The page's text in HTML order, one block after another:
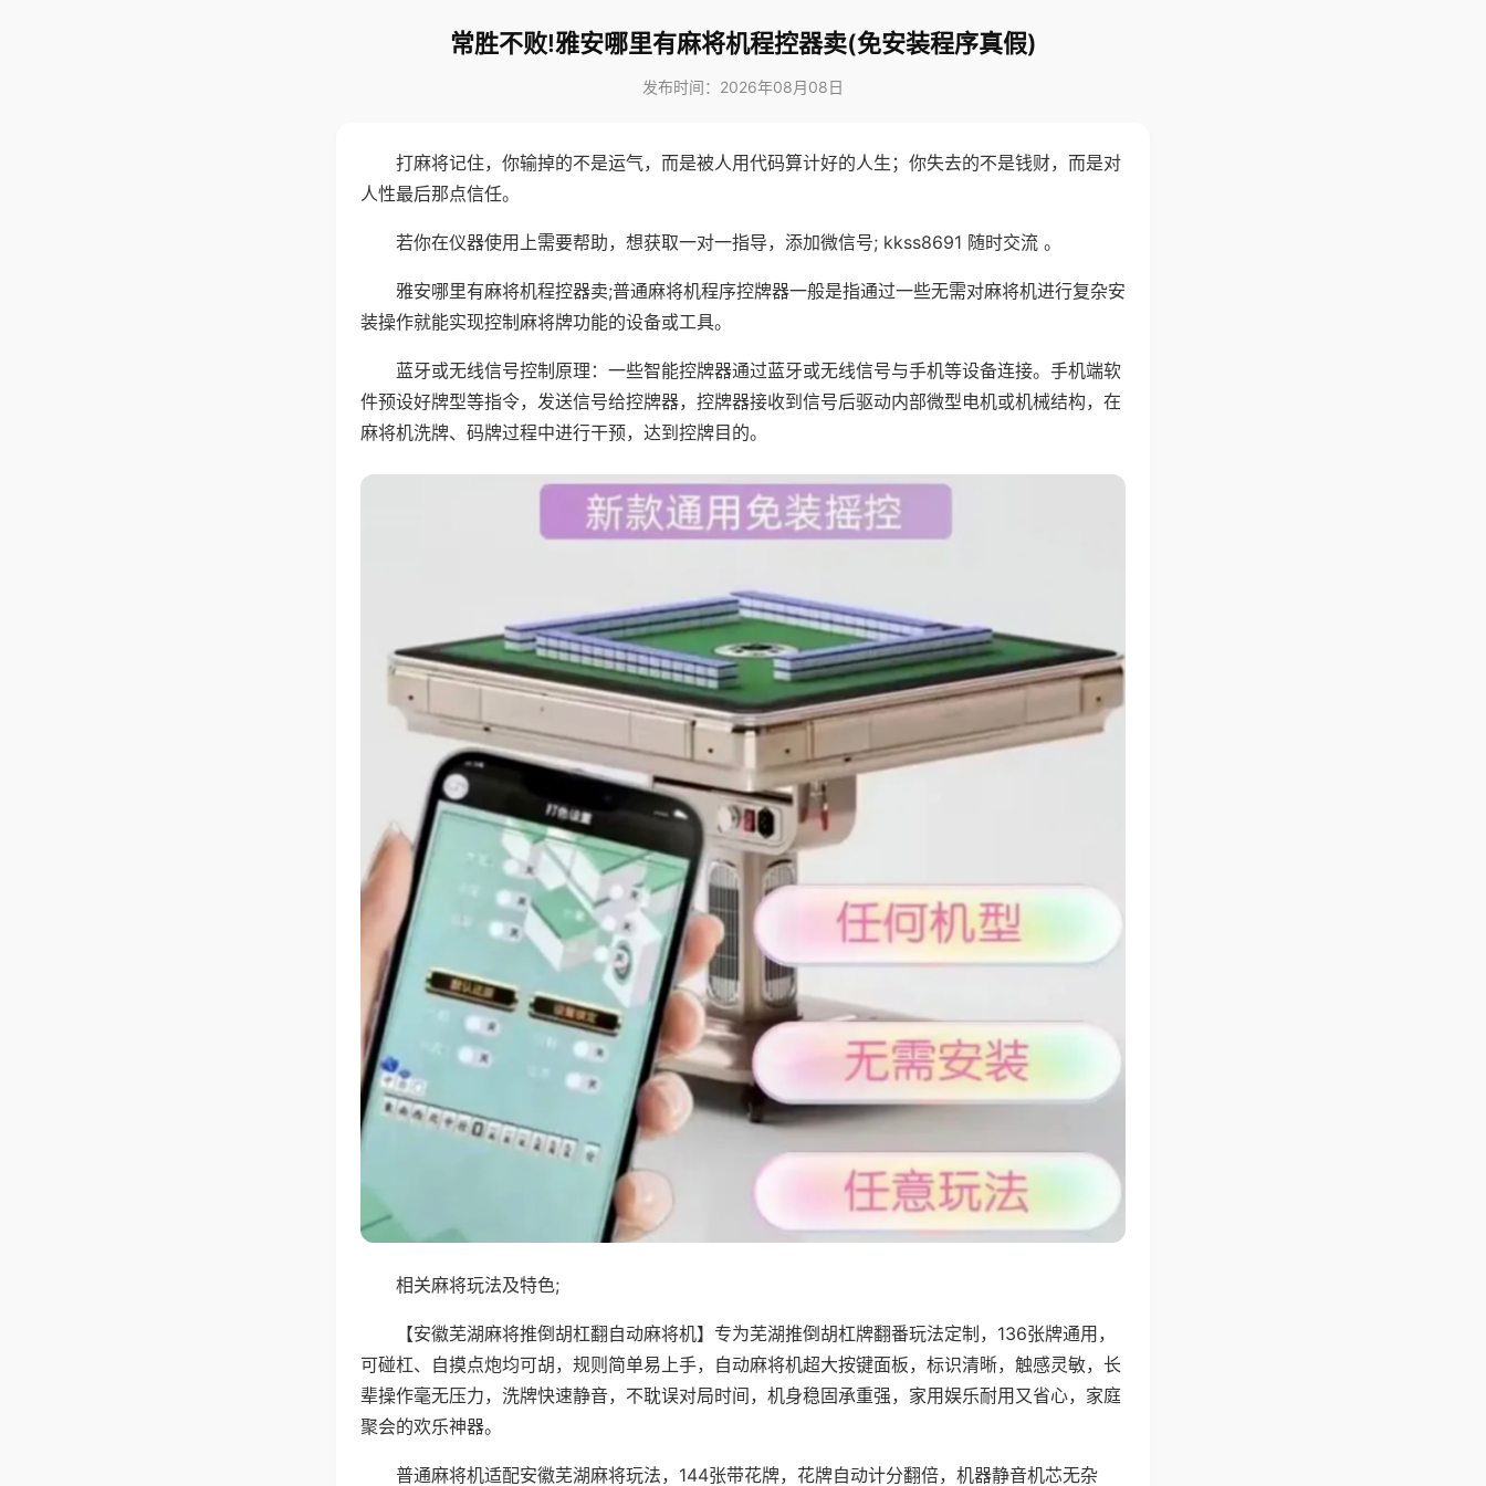
常胜不败!雅安哪里有麻将机程控器卖(免安装程序真假)
发布时间：2026年08月08日
打麻将记住，你输掉的不是运气，而是被人用代码算计好的人生；你失去的不是钱财，而是对
人性最后那点信任。
若你在仪器使用上需要帮助，想获取一对一指导，添加微信号; kkss8691 随时交流 。
雅安哪里有麻将机程控器卖;普通麻将机程序控牌器一般是指通过一些无需对麻将机进行复杂安
装操作就能实现控制麻将牌功能的设备或工具。
蓝牙或无线信号控制原理：一些智能控牌器通过蓝牙或无线信号与手机等设备连接。手机端软
件预设好牌型等指令，发送信号给控牌器，控牌器接收到信号后驱动内部微型电机或机械结构，在
麻将机洗牌、码牌过程中进行干预，达到控牌目的。
相关麻将玩法及特色;
【安徽芜湖麻将推倒胡杠翻自动麻将机】专为芜湖推倒胡杠牌翻番玩法定制，136张牌通用，
可碰杠、自摸点炮均可胡，规则简单易上手，自动麻将机超大按键面板，标识清晰，触感灵敏，长
辈操作毫无压力，洗牌快速静音，不耽误对局时间，机身稳固承重强，家用娱乐耐用又省心，家庭
聚会的欢乐神器。
普通麻将机适配安徽芜湖麻将玩法，144张带花牌，花牌自动计分翻倍，机器静音机芯无杂